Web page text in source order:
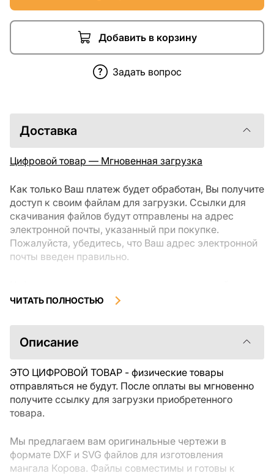
Добавить в корзину
Задать вопрос
Доставка
Цифровой товар — Мгновенная загрузка
Как только Ваш платеж будет обработан, Вы получите
доступ к своим файлам для загрузки. Ссылки для
скачивания файлов будут отправлены на адрес
электронной почты, указанный при покупке.
Пожалуйста, убедитесь, что Ваш адрес электронной
почты введен правильно.
загрузки, не подлежат возврату или обмену после их
ознакомиться с описанием товара и задать все
интересующие Вас вопросы перед покупкой. Если у
свяжитесь с продавцом напрямую.
ЧИТАТЬ ПОЛНОСТЬЮ
Описание
ЭТО ЦИФРОВОЙ ТОВАР - физические товары
отправляться не будут. После оплаты вы мгновенно
получите ссылку для загрузки приобретенного
товара.
Мы предлагаем вам оригинальные чертежи в
формате DXF и SVG файлов для изготовления
мангала Корова. Файлы совместимы и готовы к